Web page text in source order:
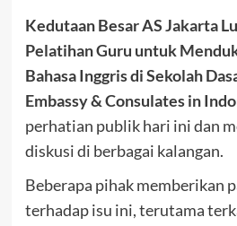
Kedutaan Besar AS Jakarta
Pelatihan Guru untuk
Bahasa Inggris di Sekolah
Embassy & Consulates in
perhatian publik hari ini dan
diskusi di berbagai kalangan.
Beberapa pihak memberikan
terhadap isu ini, terutama